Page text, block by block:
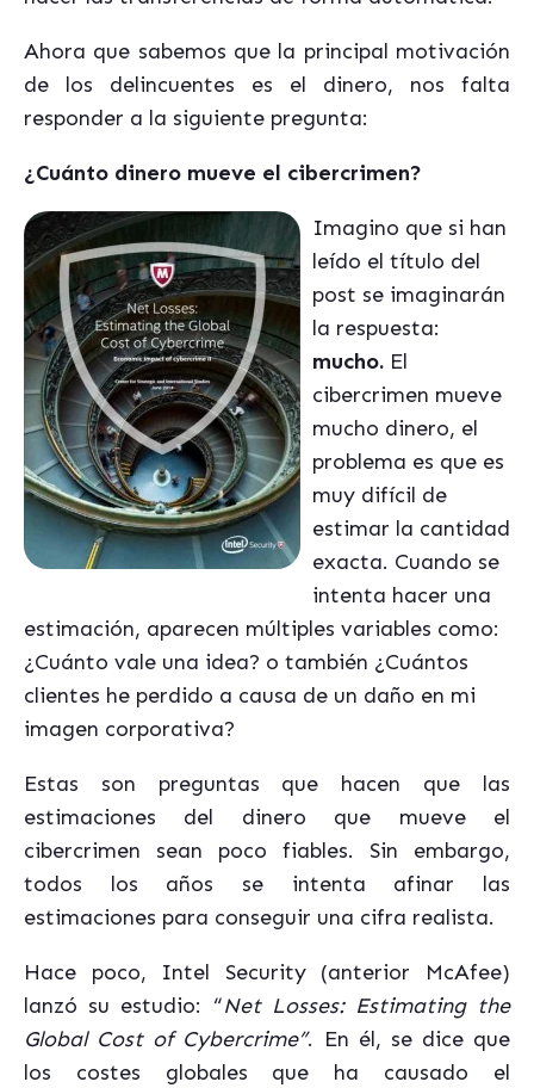
Ahora que sabemos que la principal motivación
de los delincuentes es el dinero, nos falta
responder a la siguiente pregunta:
¿Cuánto dinero mueve el cibercrimen?
Imagino que si han
leído el título del
post se imaginarán
la respuesta:
mucho. El
cibercrimen mueve
mucho dinero, el
problema es que es
muy difícil de
estimar la cantidad
exacta. Cuando se
intenta hacer una
estimación, aparecen múltiples variables como:
¿Cuánto vale una idea? o también ¿Cuántos
clientes he perdido a causa de un daño en mi
imagen corporativa?
Estas son preguntas que hacen que las
estimaciones del dinero que mueve el
cibercrimen sean poco fiables. Sin embargo,
todos los años se intenta afinar las
estimaciones para conseguir una cifra realista.
Hace poco, Intel Security (anterior McAfee)
lanzó su estudio: “Net Losses: Estimating the
Global Cost of Cybercrime”. En él, se dice que
los costes globales que ha causado el